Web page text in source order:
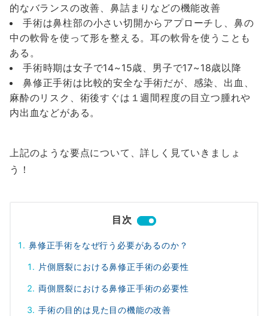
的なバランスの改善、鼻詰まりなどの機能改善
手術は鼻柱部の小さい切開からアプローチし、鼻の
中の軟骨を使って形を整える。耳の軟骨を使うことも
ある。
手術時期は女子で14~15歳、男子で17~18歳以降
鼻修正手術は比較的安全な手術だが、感染、出血、
麻酔のリスク、術後すぐは１週間程度の目立つ腫れや
内出血などがある。
上記のような要点について、詳しく見ていきましょ
う！
目次
鼻修正手術をなぜ行う必要があるのか？
片側唇裂における鼻修正手術の必要性
両側唇裂における鼻修正手術の必要性
手術の目的は見た目の機能の改善